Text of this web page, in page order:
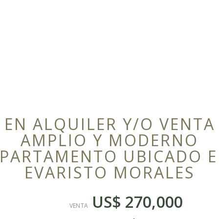
EN ALQUILER Y/O VENTA
AMPLIO Y MODERNO
UBICADO
EVARISTO MORALES
VENTA
US$ 270,000